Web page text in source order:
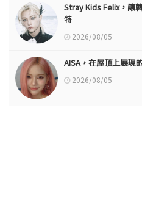
Stray Kids Felix，
特
2026/08/05
AISA，在屋頂上展
2026/08/05